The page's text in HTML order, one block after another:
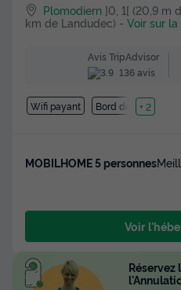
Plomodiern ]0, 1[ (20,9 m
km de Landudec) - Voir sur
Avis TripAdvisor
136 avis
Wifi payant Bord de mer
+ 2
MOBILHOME 5 personnes
Voir